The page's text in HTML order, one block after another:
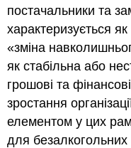
постачальники та
характеризується
«зміна
як стабільна або
грошові та
зростання
елементом у цих
для